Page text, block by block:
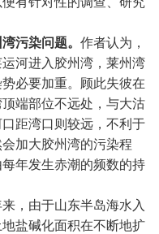
污染问题。作者认为，
河进入胶州湾，莱州湾
必要加重。顾此失彼在
端部位不远处，与大沽
距湾口则较远，不利于
加大胶州湾的污染程
年发生赤潮的频数的持
，由于山东半岛海水入
盐碱化面积在不断地扩